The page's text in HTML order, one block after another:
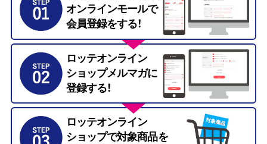
オンラインモールで
会員登録をする！
ロッテオンライン
ショップメルマガに
登録する！
ロッテオンライン
ショップで対象商品を